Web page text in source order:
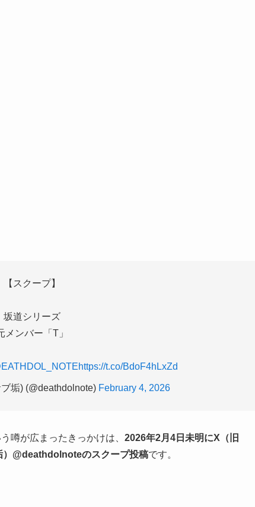
【スクープ】
坂道シリーズ
メンバー「T」
https://t.co/BdoF4hLxZd
垢) (@deathdolnote) February 4, 2026
噂が広まったきっかけは、 2026年2月4日未明にX（旧
@deathdolnoteのスクープ投稿です。